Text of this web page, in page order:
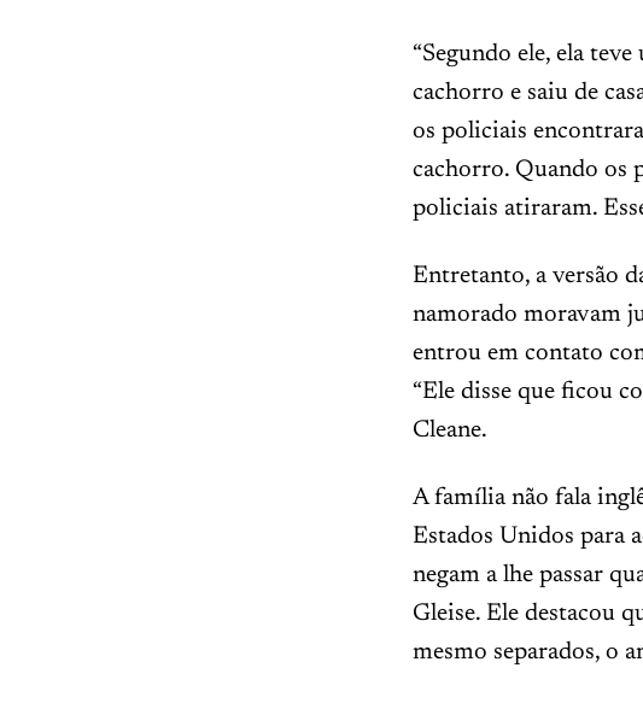
“Segundo ele, ela
cachorro e saiu de
os policiais
cachorro. Quando os
policiais atiraram.
Entretanto, a versão
namorado moravam
entrou em contato
“Ele disse que ficou
Cleane.
A família não fala
Estados Unidos para
negam a lhe passar
Gleise. Ele destacou
mesmo separados, o